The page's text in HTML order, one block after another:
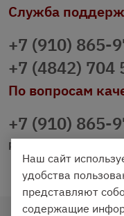
Служба
+7 (910) 865-
+7 (4842) 704
По вопросам
+7 (910) 865-
Наш сайт
удобства
представляют
содержащие